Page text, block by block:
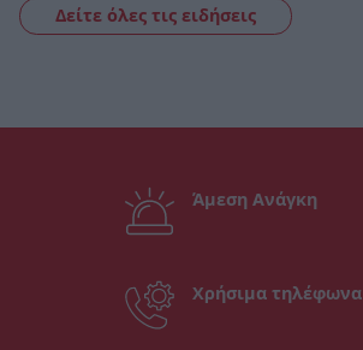
Δείτε όλες τις ειδήσεις
Άμεση Ανάγκη
Χρήσιμα τηλέφωνα